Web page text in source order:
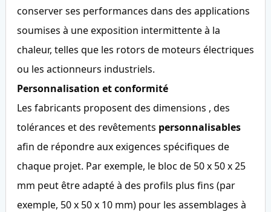
conserver ses performances dans des applications
soumises à une exposition intermittente à la
chaleur, telles que les rotors de moteurs électriques
ou les actionneurs industriels.
Personnalisation et conformité
Les fabricants proposentdes dimensions , des
tolérances et des revêtements personnalisables
afin de répondre aux exigences spécifiques de
chaque projet. Par exemple, le bloc de 50 x 50 x 25
mm peut être adapté à des profils plus fins (par
exemple, 50 x 50 x 10 mm) pour les assemblages à